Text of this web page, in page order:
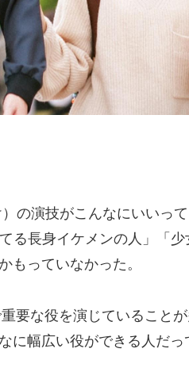
の演技がこんなにいいっ
る長身イケメンの人」「
もっていなかった。
要な役を演じていること
に幅広い役ができる人だっ